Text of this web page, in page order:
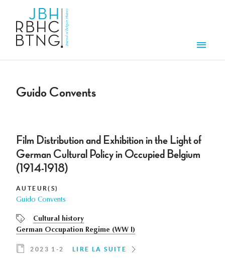
Guido Convents
Film Distribution and Exhibition in the Light of
German Cultural Policy in Occupied Belgium
(1914-1918)
AUTEUR(S)
Guido Convents
Cultural history
German Occupation Regime (WW I)
2023 1-2 LIRE LA SUITE